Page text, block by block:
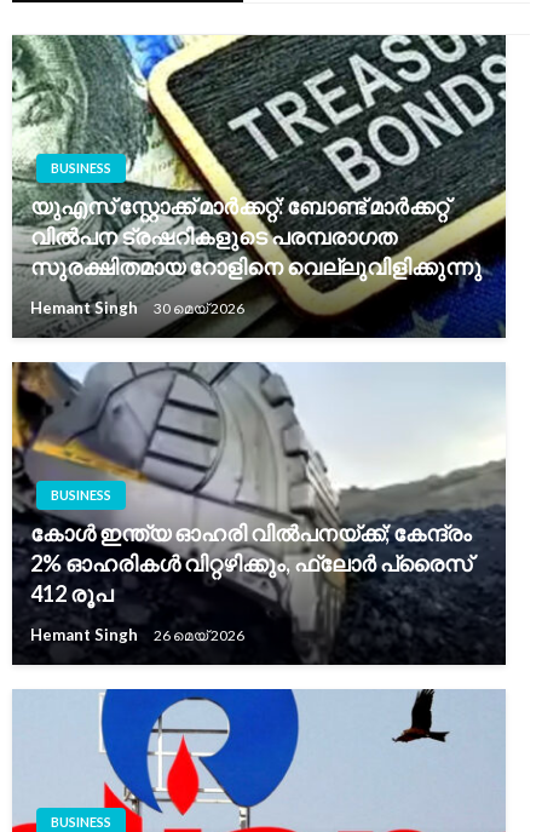
BUSINESS
യുഎസ് സ്റ്റോക്ക് മാർക്കറ്റ്: ബോണ്ട് മാർക്കറ്റ്
വിൽപന ട്രഷറികളുടെ പരമ്പരാഗത
സുരക്ഷിതമായ റോളിനെ വെല്ലുവിളിക്കുന്നു
Hemant Singh 30 മെയ്‌ 2026
BUSINESS
കോൾ ഇന്ത്യ ഓഹരി വിൽപനയ്ക്ക്; കേന്ദ്രം
2% ഓഹരികൾ വിറ്റഴിക്കും, ഫ്ലോർ പ്രൈസ്
412 രൂപ
Hemant Singh 26 മെയ്‌ 2026
BUSINESS